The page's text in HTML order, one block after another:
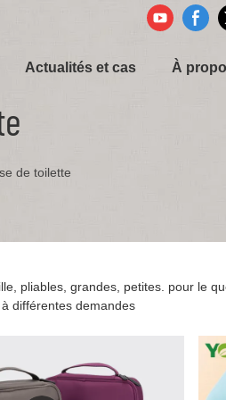
Actualités et cas À
de toilette
pliables, grandes, petites. pour le
différentes demandes